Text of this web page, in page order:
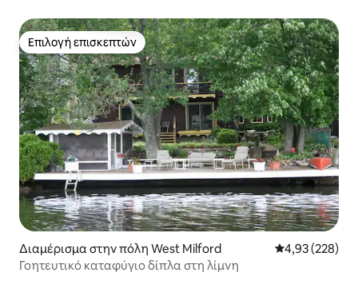
Επιλογή επισκεπτών
Επιλογή επισκεπτών
Διαμέρισμα στην πόλη West Milford Μέση
4,93 (228)
Γοητευτικό καταφύγιο δίπλα στη λίμνη